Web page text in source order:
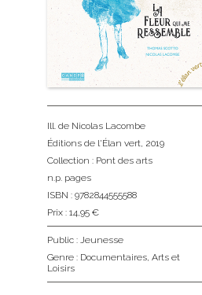
Ill. de Nicolas Lacombe
Éditions de l'Élan vert, 2019
Collection : Pont des arts
n.p. pages
ISBN : 9782844555588
Prix : 14,95 €
Public : Jeunesse
Genre : Documentaires, Arts et
Loisirs